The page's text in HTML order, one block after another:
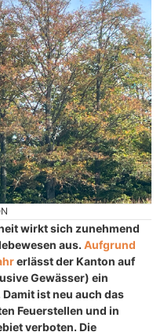
wirkt sich zunehmend
aus. Aufgrund
erlässt der Kanton auf
Gewässer) ein
ist neu auch das
Feuerstellen und in
verboten. Die